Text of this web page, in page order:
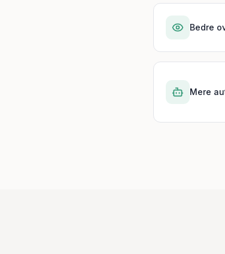
Bedre
Mere